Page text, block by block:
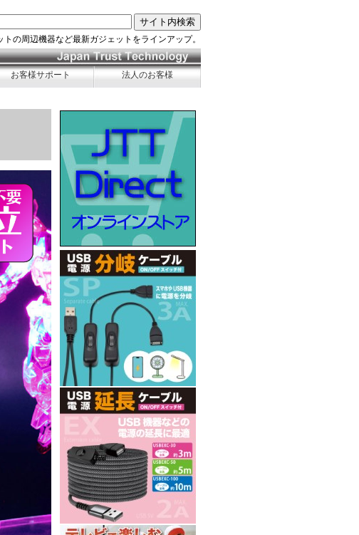
の周辺機器など最新ガジェットをラインアップ。
お客様サポート 法人のお客様